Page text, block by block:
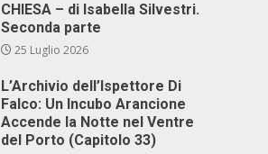
CHIESA – di Isabella Silvestri.
Seconda parte
25 Luglio 2026
L’Archivio dell’Ispettore Di
Falco: Un Incubo Arancione
Accende la Notte nel Ventre
del Porto (Capitolo 33)